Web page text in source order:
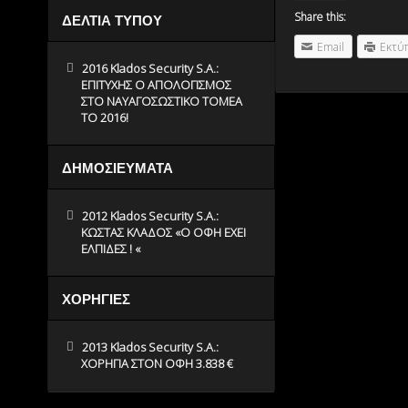
Share this:
Email
ΔΕΛΤΙΑ ΤΥΠΟΥ
2016 Klados Security S.A.:
ΕΠΙΤΥΧΗΣ Ο ΑΠΟΛΟΓΙΣΜΟΣ
ΣΤΟ ΝΑΥΑΓΟΣΩΣΤΙΚΟ ΤΟΜΕΑ
ΤΟ 2016!
ΔΗΜΟΣΙΕΥΜΑΤΑ
2012 Klados Security S.A.:
ΚΩΣΤΑΣ ΚΛΑΔΟΣ «O ΟΦΗ ΕΧΕΙ
ΕΛΠΙΔΕΣ ! «
ΧΟΡΗΓΙΕΣ
2013 Klados Security S.A.:
ΧΟΡΗΓΙΑ ΣΤΟΝ ΟΦΗ 3.838 €